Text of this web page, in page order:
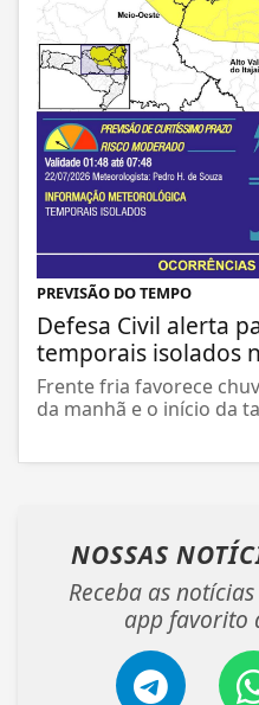
PREVISÃO DO TEMPO
Defesa Civil alerta
temporais isolados
Frente fria favorece
da manhã e o início da
NOSSAS
Receba as
app favorito